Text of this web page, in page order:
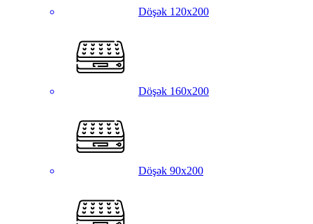
Döşək 120x200
Döşək 160x200
Döşək 90x200